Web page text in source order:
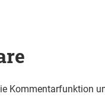
Kommentarfunktion